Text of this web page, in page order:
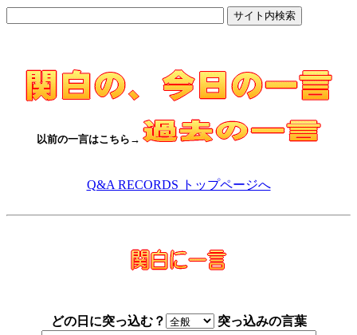
以前の一言はこちら→
Q&A RECORDS トップページへ
どの日に突っ込む？ 突っ込みの言葉